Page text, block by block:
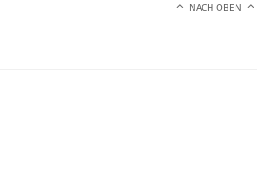
NACH OBEN